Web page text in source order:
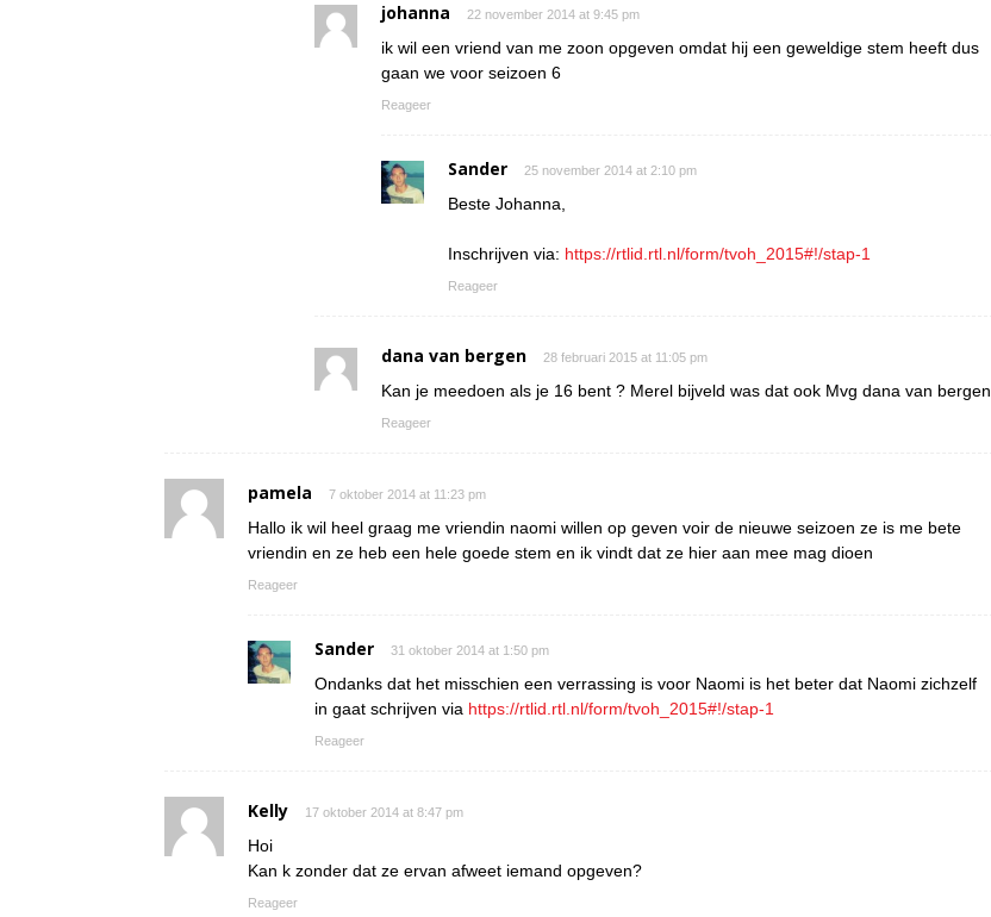
johanna 22 november 2014 at 9:45 pm
ik wil een vriend van me zoon opgeven omdat hij een geweldige stem heeft dus
gaan we voor seizoen 6
Reageer
Sander 25 november 2014 at 2:10 pm
Beste Johanna,
Inschrijven via: https://rtlid.rtl.nl/form/tvoh_2015#!/stap-1
Reageer
dana van bergen 28 februari 2015 at 11:05 pm
Kan je meedoen als je 16 bent ? Merel bijveld was dat ook Mvg dana van bergen
Reageer
pamela 7 oktober 2014 at 11:23 pm
Hallo ik wil heel graag me vriendin naomi willen op geven voir de nieuwe seizoen ze is me bete
vriendin en ze heb een hele goede stem en ik vindt dat ze hier aan mee mag dioen
Reageer
Sander 31 oktober 2014 at 1:50 pm
Ondanks dat het misschien een verrassing is voor Naomi is het beter dat Naomi zichzelf
in gaat schrijven via https://rtlid.rtl.nl/form/tvoh_2015#!/stap-1
Reageer
Kelly 17 oktober 2014 at 8:47 pm
Hoi
Kan k zonder dat ze ervan afweet iemand opgeven?
Reageer